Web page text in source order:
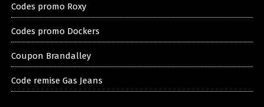
Codes promo Roxy
Codes promo Dockers
Coupon Brandalley
Code remise Gas Jeans